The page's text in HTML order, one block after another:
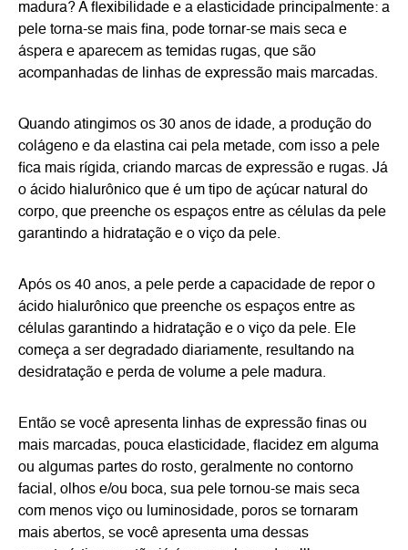
madura? A flexibilidade e a elasticidade principalmente: a
pele torna-se mais fina, pode tornar-se mais seca e
áspera e aparecem as temidas rugas, que são
acompanhadas de linhas de expressão mais marcadas.
Quando atingimos os 30 anos de idade, a produção do
colágeno e da elastina cai pela metade, com isso a pele
fica mais rígida, criando marcas de expressão e rugas. Já
o ácido hialurônico que é um tipo de açúcar natural do
corpo, que preenche os espaços entre as células da pele
garantindo a hidratação e o viço da pele.
Após os 40 anos, a pele perde a capacidade de repor o
ácido hialurônico que preenche os espaços entre as
células garantindo a hidratação e o viço da pele. Ele
começa a ser degradado diariamente, resultando na
desidratação e perda de volume a pele madura.
Então se você apresenta linhas de expressão finas ou
mais marcadas, pouca elasticidade, flacidez em alguma
ou algumas partes do rosto, geralmente no contorno
facial, olhos e/ou boca, sua pele tornou-se mais seca
com menos viço ou luminosidade, poros se tornaram
mais abertos, se você apresenta uma dessas